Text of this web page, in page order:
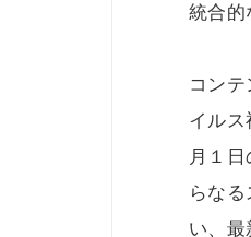
統合的
コン
イルス
月１
らな
い、最